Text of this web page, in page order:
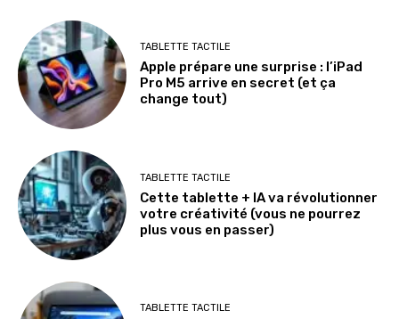
TABLETTE TACTILE
Apple prépare une surprise : l’iPad
Pro M5 arrive en secret (et ça
change tout)
TABLETTE TACTILE
Cette tablette + IA va révolutionner
votre créativité (vous ne pourrez
plus vous en passer)
TABLETTE TACTILE